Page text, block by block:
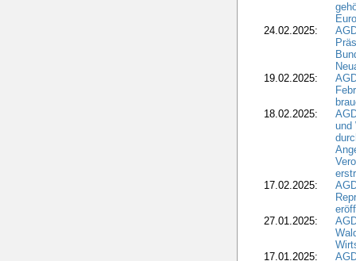
24.02.2025:
19.02.2025:
18.02.2025:
und
17.02.2025:
27.01.2025:
17.01.2025: